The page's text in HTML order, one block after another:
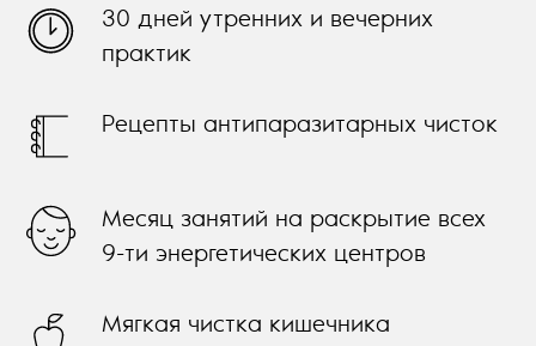
30 дней утренних и вечерних
практик
Рецепты антипаразитарных чисток
Месяц занятий на раскрытие всех
9-ти энергетических центров
Мягкая чистка кишечника